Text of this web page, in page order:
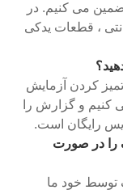
را برای مدت 1 سال تضمین می کنیم. در
، قطعات یدکی
کردن آزمایش
کنیم و گزارش را
رایگان است.
را در صورت
توسط خود ما